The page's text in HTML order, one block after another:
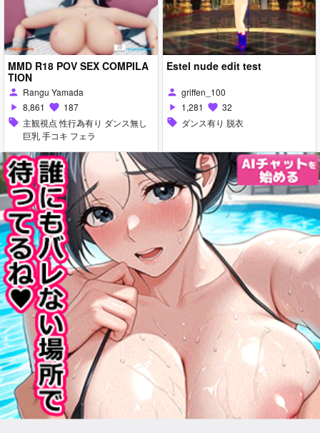
MMD R18 POV SEX COMPILA
TION
person Rangu Yamada
play_arrow 8,861 favorite 187
sell 主観視点 性行為有り ダンス無し
巨乳 手コキ フェラ
Estel nude edit test
person griffen_100
play_arrow 1,281 favorite 32
sell ダンス有り 脱衣